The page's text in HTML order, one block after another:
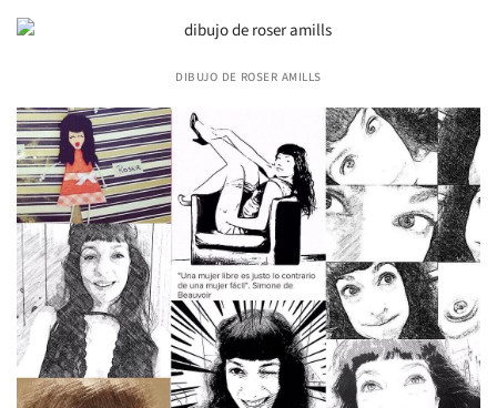
dibujo de roser amills